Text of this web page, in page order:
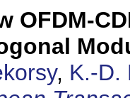
OFDM-
, K.-D.